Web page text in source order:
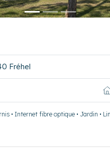
Fréhel
• Internet fibre optique • Jardin •